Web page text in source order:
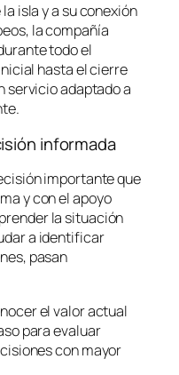
isla y a su conexión
la compañía
todo el
hasta el cierre
servicio adaptado a
informada
importante que
y con el apoyo
la situación
a identificar
pasan
el valor actual
para evaluar
con mayor